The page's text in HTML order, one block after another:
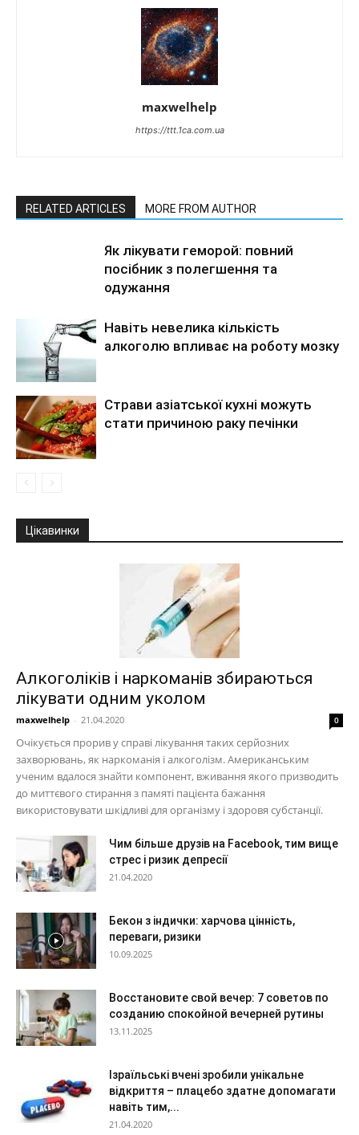
maxwelhelp
https://ttt.1ca.com.ua
RELATED ARTICLES MORE FROM AUTHOR
Як лікувати геморой: повний
посібник з полегшення та
одужання
Навіть невелика кількість
алкоголю впливає на роботу мозку
Страви азіатської кухні можуть
стати причиною раку печінки
Цікавинки
Алкоголіків і наркоманів збираються
лікувати одним уколом
maxwelhelp - 21.04.2020 0
Очікується прорив у справі лікування таких серйозних
захворювань, як наркоманія і алкоголізм. Американським
ученим вдалося знайти компонент, вживання якого призводить
до миттєвого стирання з памяті пацієнта бажання
використовувати шкідливі для організму і здоровя субстанції.
Чим більше друзів на Facebook, тим вище
стрес і ризик депресії
21.04.2020
Бекон з індички: харчова цінність,
переваги, ризики
10.09.2025
Восстановите свой вечер: 7 советов по
созданию спокойной вечерней рутины
13.11.2025
Ізраїльські вчені зробили унікальне
відкриття – плацебо здатне допомагати
навіть тим,...
21.04.2020